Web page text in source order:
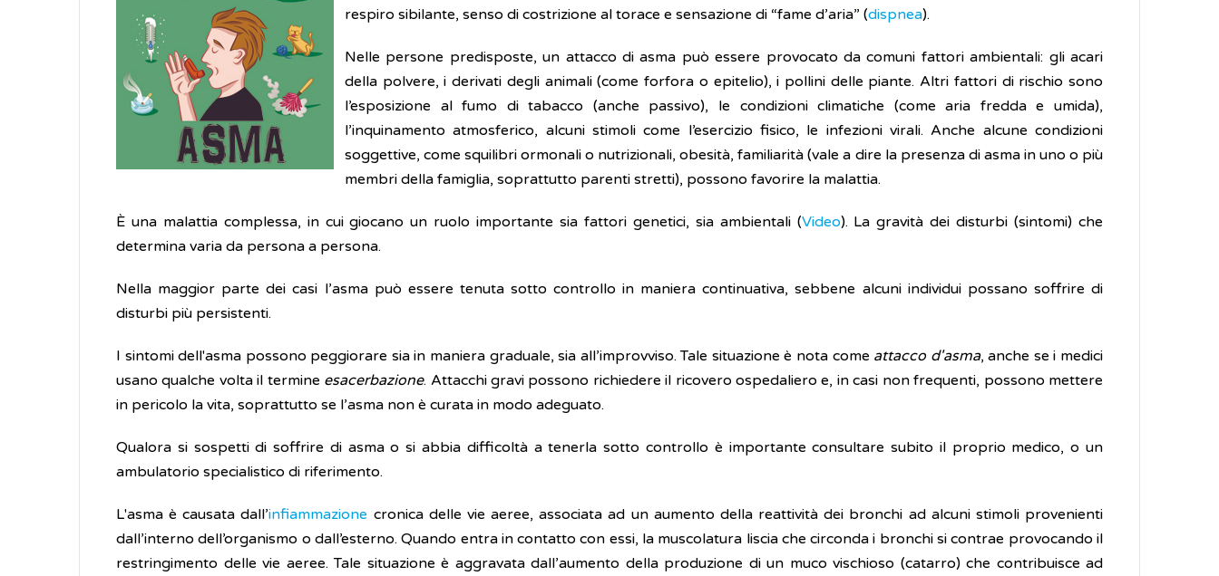
respiro sibilante, senso di costrizione al torace e sensazione di “fame d’aria” (dispnea).
Nelle persone predisposte, un attacco di asma può essere provocato da comuni fattori ambientali: gli acari
della polvere, i derivati degli animali (come forfora o epitelio), i pollini delle piante. Altri fattori di rischio sono
l’esposizione al fumo di tabacco (anche passivo), le condizioni climatiche (come aria fredda e umida),
l’inquinamento atmosferico, alcuni stimoli come l’esercizio fisico, le infezioni virali. Anche alcune condizioni
soggettive, come squilibri ormonali o nutrizionali, obesità, familiarità (vale a dire la presenza di asma in uno o più
membri della famiglia, soprattutto parenti stretti), possono favorire la malattia.
È una malattia complessa, in cui giocano un ruolo importante sia fattori genetici, sia ambientali (Video). La gravità dei disturbi (sintomi) che
determina varia da persona a persona.
Nella maggior parte dei casi l’asma può essere tenuta sotto controllo in maniera continuativa, sebbene alcuni individui possano soffrire di
disturbi più persistenti.
I sintomi dell'asma possono peggiorare sia in maniera graduale, sia all’improvviso. Tale situazione è nota come attacco d'asma, anche se i medici
usano qualche volta il termine esacerbazione. Attacchi gravi possono richiedere il ricovero ospedaliero e, in casi non frequenti, possono mettere
in pericolo la vita, soprattutto se l’asma non è curata in modo adeguato.
Qualora si sospetti di soffrire di asma o si abbia difficoltà a tenerla sotto controllo è importante consultare subito il proprio medico, o un
ambulatorio specialistico di riferimento.
L'asma è causata dall’infiammazione cronica delle vie aeree, associata ad un aumento della reattività dei bronchi ad alcuni stimoli provenienti
dall’interno dell’organismo o dall’esterno. Quando entra in contatto con essi, la muscolatura liscia che circonda i bronchi si contrae provocando il
restringimento delle vie aeree. Tale situazione è aggravata dall’aumento della produzione di un muco vischioso (catarro) che contribuisce ad